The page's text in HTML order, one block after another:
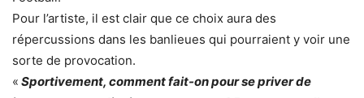
Pour l’artiste, il est clair que ce choix aura des
répercussions dans les banlieues qui pourraient y voir une
sorte de provocation.
« Sportivement, comment fait-on pour se priver de